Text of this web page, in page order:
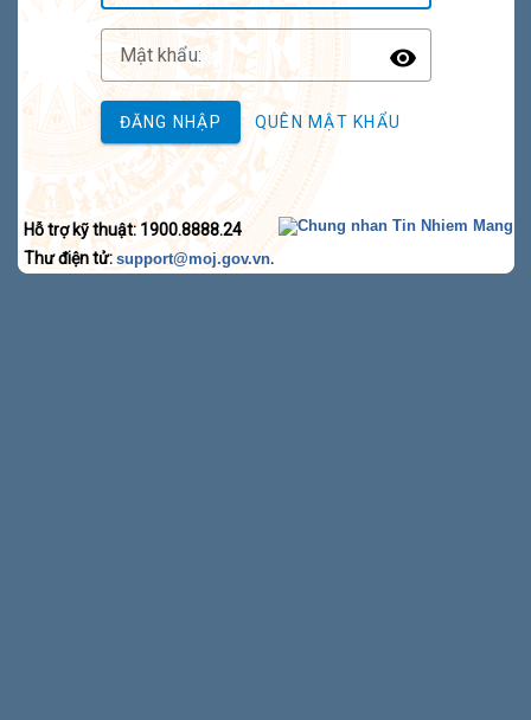
Mật khẩu:
Toggle
ĐĂNG NHẬP QUÊN MẬT KHẨU
Hỗ trợ kỹ thuật: 1900.8888.24
Thư điện tử: support@moj.gov.vn.